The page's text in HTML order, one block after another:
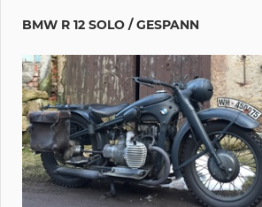
BMW R 12 SOLO / GESPANN